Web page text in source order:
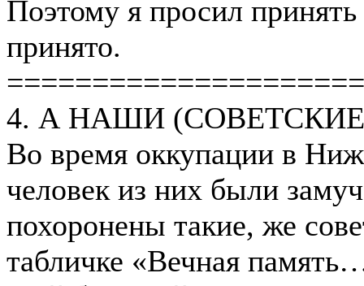
Поэтому я просил
принято.
4. А НАШИ
Во время оккупации в
человек из них были
похоронены такие, же
табличке «Вечная